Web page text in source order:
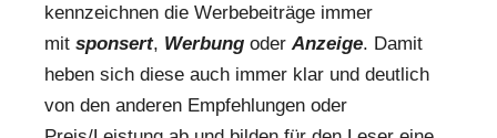
kennzeichnen die Werbebeiträge immer
mit sponsert, Werbung oder Anzeige. Damit
heben sich diese auch immer klar und deutlich
von den anderen Empfehlungen oder